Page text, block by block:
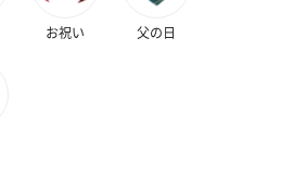
お祝い 父の日